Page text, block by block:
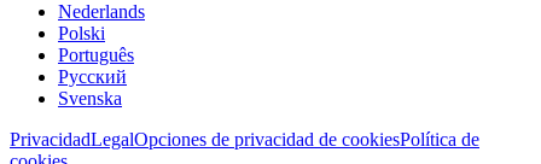
Nederlands
Polski
Português
Pусский
Svenska
PrivacidadLegalOpciones de privacidad de cookiesPolítica de